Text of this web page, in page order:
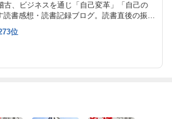
古、ビジネスを通じ「自己変革」「自己の
読書感想・読書記録ブログ。読書直後の振り
提のインプットを心がけつつ、将来の自分自
タベースとして活用。旧「分譲マンション
位